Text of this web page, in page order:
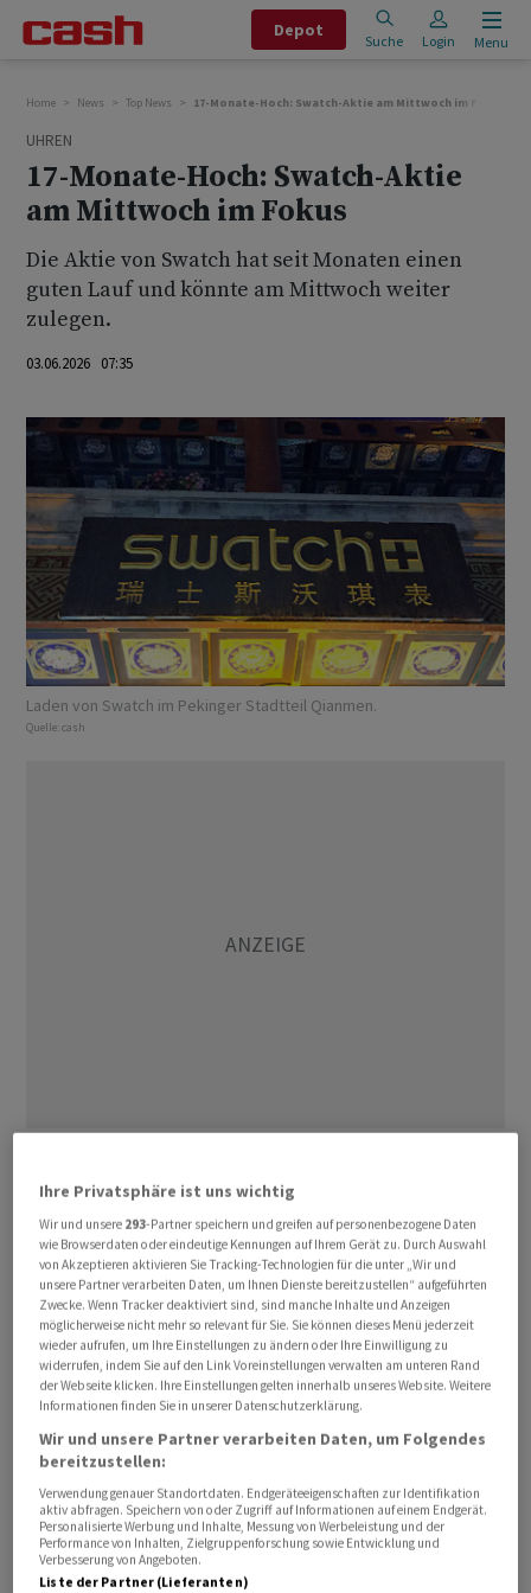
Depot
Suche Login Menu
Home News Top News 17-Monate-Hoch: Swatch-Aktie am Mittwoch im Fokus
UHREN
17-Monate-Hoch: Swatch-Aktie
am Mittwoch im Fokus
Die Aktie von Swatch hat seit Monaten einen
guten Lauf und könnte am Mittwoch weiter
zulegen.
03.06.2026 07:35
Laden von Swatch im Pekinger Stadtteil Qianmen.
Quelle: cash
Prozent höher bei 219,20 Franken. Das ist der höchste
Stand seit Anfang Januar 2025. DieSwatch-Aktien
bleiben im Aufwärtstrend und liegen nun seit
Jahresbeginn gut 30 Prozent im Plus. Sie könnten ihre
Gewinne am Mittwoch ausbauen.
Die Schweizer Uhrenexporte sind im April zwar um 17
Prozent geschrumpft, wie am Dienstag bekannt wurde.
Anlegern machten aber vor allem gestiegene Ausfuhren
in asiatische Märkte wie China, Hongkong und Singapur
Mut. Es seien Zeichen einer Stabilisierung der dortigen
Nachfrage, hiess es am Markt.
Trotz der anhaltenden Volatilität und des komplexen
Ihre Privatsphäre ist uns wichtig
Wir und unsere 293-Partner speichern und greifen auf personenbezogene Daten
wie Browserdaten oder eindeutige Kennungen auf Ihrem Gerät zu. Durch Auswahl
von Akzeptieren aktivieren Sie Tracking-Technologien für die unter „Wir und
unsere Partner verarbeiten Daten, um Ihnen Dienste bereitzustellen“ aufgeführten
Zwecke. Wenn Tracker deaktiviert sind, sind manche Inhalte und Anzeigen
möglicherweise nicht mehr so relevant für Sie. Sie können dieses Menü jederzeit
wieder aufrufen, um Ihre Einstellungen zu ändern oder Ihre Einwilligung zu
widerrufen, indem Sie auf den Link Voreinstellungen verwalten am unteren Rand
der Webseite klicken. Ihre Einstellungen gelten innerhalb unseres Website. Weitere
Informationen finden Sie in unserer Datenschutzerklärung.
Wir und unsere Partner verarbeiten Daten, um Folgendes
bereitzustellen:
Verwendung genauer Standortdaten. Endgeräteeigenschaften zur Identifikation
aktiv abfragen. Speichern von oder Zugriff auf Informationen auf einem Endgerät.
Personalisierte Werbung und Inhalte, Messung von Werbeleistung und der
Performance von Inhalten, Zielgruppenforschung sowie Entwicklung und
Verbesserung von Angeboten.
Liste der Partner (Lieferanten)